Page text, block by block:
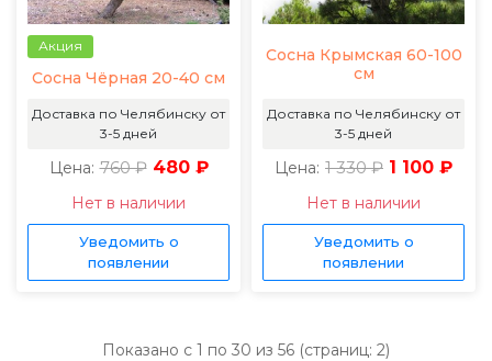
Акция
Сосна Чёрная 20-40 см
Доставка по Челябинску от
3-5 дней
Цена: 760 ₽ 480 ₽
Нет в наличии
Уведомить о
появлении
Сосна Крымская 60-100
см
Доставка по Челябинску от
3-5 дней
Цена: 1 330 ₽ 1 100 ₽
Нет в наличии
Уведомить о
появлении
Показано с 1 по 30 из 56 (страниц: 2)